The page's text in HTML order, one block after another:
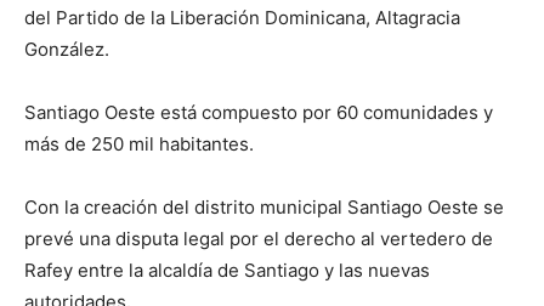
del Partido de la Liberación Dominicana, Altagracia
González.
Santiago Oeste está compuesto por 60 comunidades y
más de 250 mil habitantes.
Con la creación del distrito municipal Santiago Oeste se
prevé una disputa legal por el derecho al vertedero de
Rafey entre la alcaldía de Santiago y las nuevas